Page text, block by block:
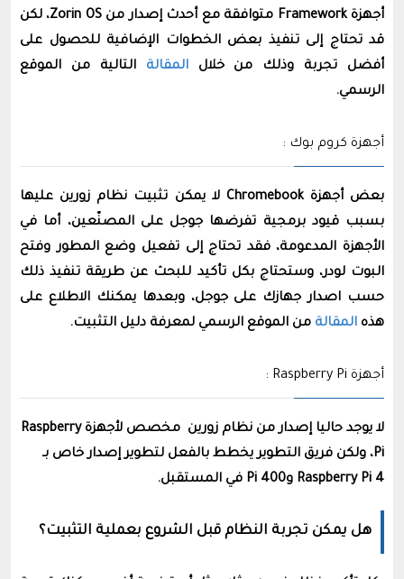
أجهزة Framework متوافقة مع أحدث إصدار من Zorin OS، لكن
قد تحتاج إلى تنفيذ بعض الخطوات الإضافية للحصول على
أفضل تجربة وذلك من خلالالمقالة التالية من الموقع
الرسمي.
أجهزة كروم بوك :
بعض أجهزة Chromebook لا يمكن تثبيت نظام زورين عليها
بسبب قيود برمجية تفرضها جوجل على المصنّعين، أما في
الأجهزة المدعومة، فقد تحتاج إلى تفعيل وضع المطور وفتح
البوت لودر، وستحتاج بكل تأكيد للبحث عن طريقة تنفيذ ذلك
حسب اصدار جهازك على جوجل، وبعدها يمكنك اﻻطلاع على
هذه المقالة من الموقع الرسمي لمعرفة دليل التثبيت.
أجهزة Raspberry Pi :
لا يوجد حاليا إصدار من نظام زورين مخصص لأجهزة Raspberry
Pi، ولكن فريق التطوير يخطط بالفعل لتطوير إصدار خاص بـ
Raspberry Pi 4 وPi 400 في المستقبل.
هل يمكن تجربة النظام قبل الشروع بعملية التثبيت؟